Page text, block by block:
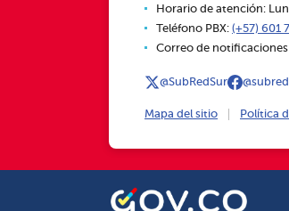
Horario de atención:
Teléfono PBX: (+57) 601
Correo de
@SubRedSur
Mapa del sitio Política